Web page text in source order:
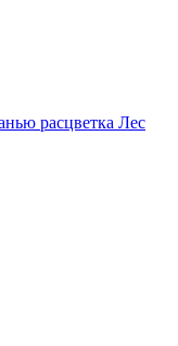
расцветка Лес